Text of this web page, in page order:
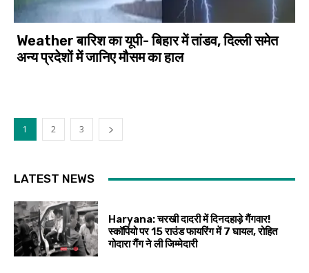
Weather बारिश का यूपी- बिहार में तांडव, दिल्ली समेत
अन्य प्रदेशों में जानिए मौसम का हाल
1 2 3
LATEST NEWS
Haryana: चरखी दादरी में दिनदहाड़े गैंगवार!
स्कॉर्पियो पर 15 राउंड फायरिंग में 7 घायल, रोहित
गोदारा गैंग ने ली जिम्मेदारी